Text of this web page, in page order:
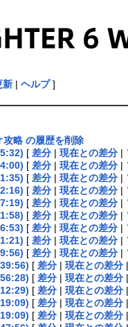
新| ヘルプ]
略 の履歴を削除
[ 差分| 現在との差分|
[ 差分| 現在との差分|
[ 差分| 現在との差分|
[ 差分| 現在との差分|
[ 差分| 現在との差分|
[ 差分| 現在との差分|
[ 差分| 現在との差分|
[ 差分| 現在との差分|
[ 差分| 現在との差分|
[ 差分| 現在との差分|
[ 差分| 現在との差分|
[ 差分| 現在との差分|
[ 差分| 現在との差分|
[ 差分| 現在との差分|